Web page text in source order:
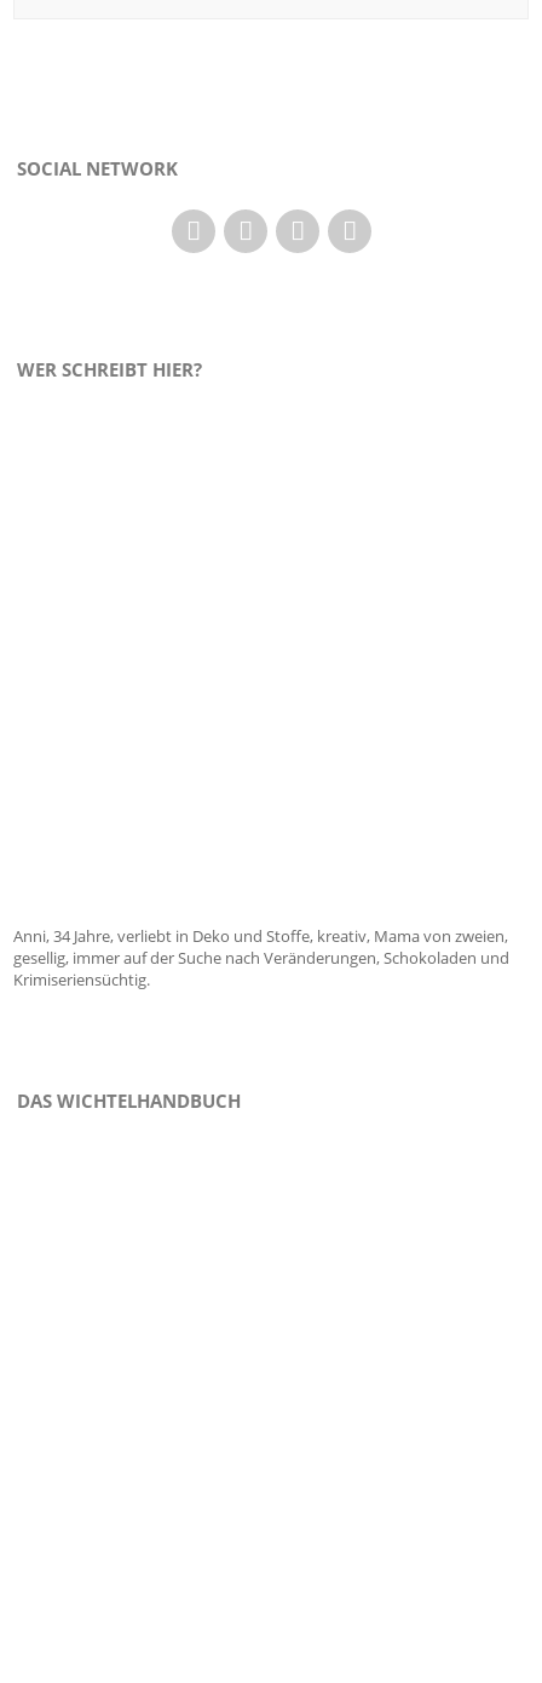
SOCIAL NETWORK
WER SCHREIBT HIER?
Anni, 34 Jahre, verliebt in Deko und Stoffe, kreativ, Mama von zweien,
gesellig, immer auf der Suche nach Veränderungen, Schokoladen und
Krimiseriensüchtig.
DAS WICHTELHANDBUCH